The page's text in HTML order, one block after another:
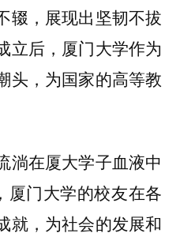
辍，展现出坚韧不拔
立后，厦门大学作为
头，为国家的高等教
淌在厦大学子血液中
厦门大学的校友在各
就，为社会的发展和